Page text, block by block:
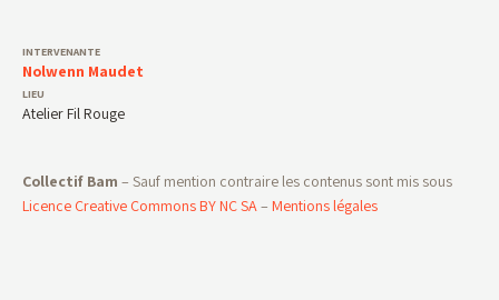
Nolwenn Maudet
Atelier Fil Rouge
Collectif Bam – Sauf mention contraire les contenus sont mis sous
Licence Creative Commons BY NC SA– Mentions légales